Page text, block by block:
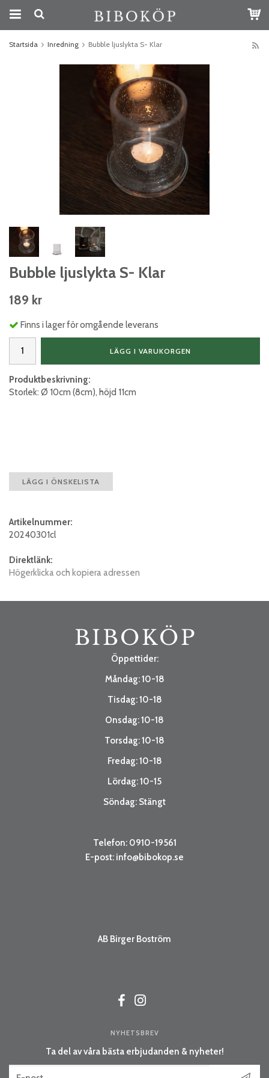
Startsida Inredning Bubble ljuslykta S- Klar
Bubble ljuslykta S- Klar
189 kr
Finns i lager för omgående leverans
LÄGG I VARUKORGEN
Produktbeskrivning:
Storlek: Ø 10cm (8cm), höjd 11cm
LÄGG I ÖNSKELISTA
Artikelnummer:
20240301cl
Direktlänk:
Högerklicka och kopiera adressen
Öppettider:
Måndag: 10-18
Tisdag: 10-18
Onsdag: 10-18
Torsdag: 10-18
Fredag: 10-18
Lördag: 10-15
Söndag: Stängt
Telefon: 0910-19561
E-post: info@bibokop.se
AB Birger Boström
NYHETSBREV
Ta del av våra bästa erbjudanden & nyheter!